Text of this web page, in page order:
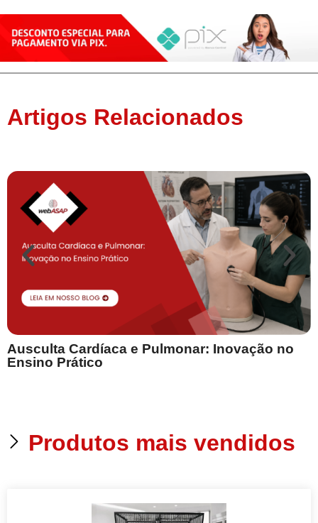
Artigos Relacionados
Ausculta Cardíaca e Pulmonar: Inovação no
Ensino Prático
Produtos mais vendidos